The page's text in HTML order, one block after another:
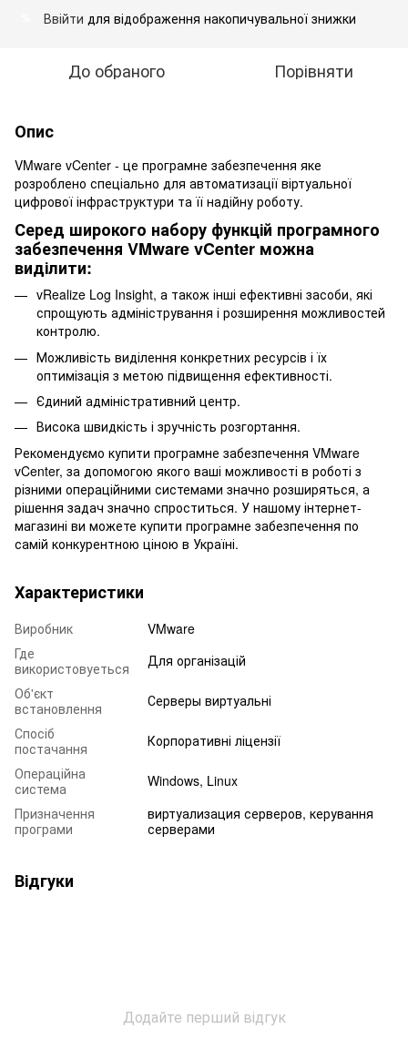
Ввійти для відображення накопичувальної знижки
До обраного Порівняти
Опис
VMware vCenter - це програмне забезпечення яке
розроблено спеціально для автоматизації віртуальної
цифрової інфраструктури та її надійну роботу.
Серед широкого набору функцій програмного
забезпечення VMware vCenter можна
виділити:
vRealize Log Insight, а також інші ефективні засоби, які
спрощують адміністрування і розширення можливостей
контролю.
Можливість виділення конкретних ресурсів і їх
оптимізація з метою підвищення ефективності.
Єдиний адміністративний центр.
Висока швидкість і зручність розгортання.
Рекомендуємо купити програмне забезпечення VMware
vCenter, за допомогою якого ваші можливості в роботі з
різними операційними системами значно розширяться, а
рішення задач значно спроститься. У нашому інтернет-
магазині ви можете купити програмне забезпечення по
самій конкурентною ціною в Україні.
Характеристики
Виробник
VMware
Где
використовуеться
Для організацій
Об'єкт
встановлення
Серверы виртуальні
Спосіб
постачання
Корпоративні ліцензії
Операційна
система
Windows, Linux
Призначення
програми
виртуализация серверов, керування
серверами
Відгуки
Додайте перший відгук